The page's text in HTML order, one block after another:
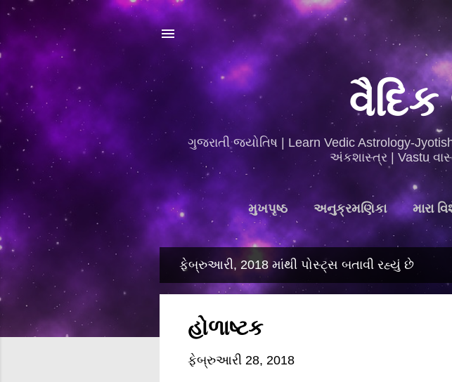
મુખ્ય
ગુજરાતી જ્યોતિષ | Learn Vedic Astrology-
અંકશાસ્ત્ર | Vastu
મુખપૃષ્ઠ અનુક્રમણિકા મારા
સ્ટ્સ
ફેબ્રુઆરી, 2018 માંથી પોસ્ટ્સ બતાવી રહ્યું છે
હોળાષ્ટક
ફેબ્રુઆરી 28, 2018